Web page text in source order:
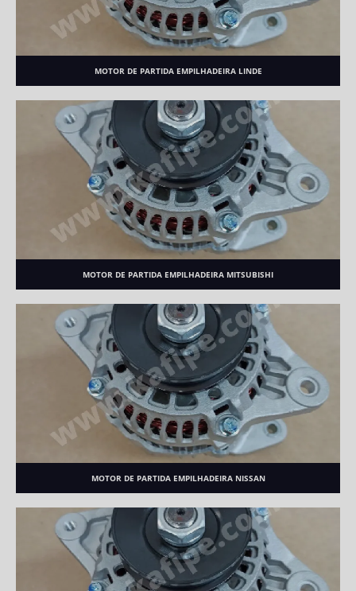
MOTOR DE PARTIDA EMPILHADEIRA LINDE
MOTOR DE PARTIDA EMPILHADEIRA MITSUBISHI
MOTOR DE PARTIDA EMPILHADEIRA NISSAN